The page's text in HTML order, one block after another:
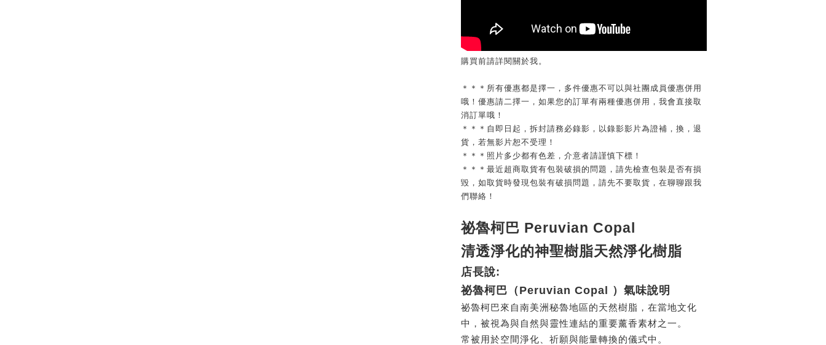
購買前請詳閱關於我。
＊＊＊所有優惠都是擇一，多件優惠不可以與社團成員優惠併用
哦！優惠請二擇一，如果您的訂單有兩種優惠併用，我會直接取
消訂單哦！
＊＊＊自即日起，拆封請務必錄影，以錄影影片為證補，換，退
貨，若無影片恕不受理！
＊＊＊照片多少都有色差，介意者請謹慎下標！
＊＊＊最近超商取貨有包裝破損的問題，請先檢查包裝是否有損
毀，如取貨時發現包裝有破損問題，請先不要取貨，在聊聊跟我
們聯絡！
祕魯柯巴 Peruvian Copal
清透淨化的神聖樹脂天然淨化樹脂
店長說:
祕魯柯巴（Peruvian Copal ）氣味說明
祕魯柯巴來自南美洲秘魯地區的天然樹脂，在當地文化
中，被視為與自然與靈性連結的重要薰香素材之一。
常被用於空間淨化、祈願與能量轉換的儀式中。